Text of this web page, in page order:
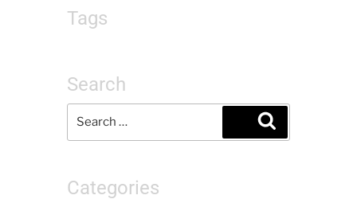
Tags
Search
Categories